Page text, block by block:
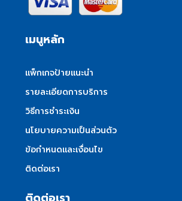
เมนูหลัก
แพ็กเกจป้ายแนะนำ
รายละเอียดการบริการ
วิธีการชำระเงิน
นโยบายความเป็นส่วนตัว
ข้อกำหนดและเงื่อนไข
ติดต่อเรา